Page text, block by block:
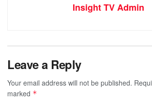
Insight TV Admin
Leave a Reply
Your email address will not be published.
marked *